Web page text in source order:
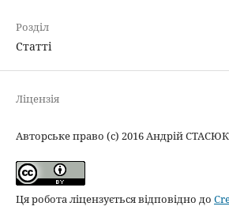
Розділ
Статті
Ліцензія
Авторське право (c) 2016 Андрій СТАСЮК
Ця робота ліцензується відповідно до